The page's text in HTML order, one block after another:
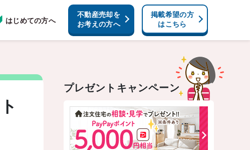
はじめての方へ
不動産売却を
お考えの方へ
掲載希望の方
はこちら
プレゼントキャンペーン